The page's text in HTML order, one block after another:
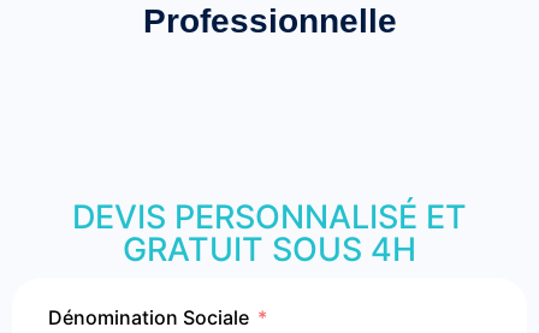
Professionnelle
DEVIS PERSONNALISÉ ET
GRATUIT SOUS 4H
Dénomination Sociale